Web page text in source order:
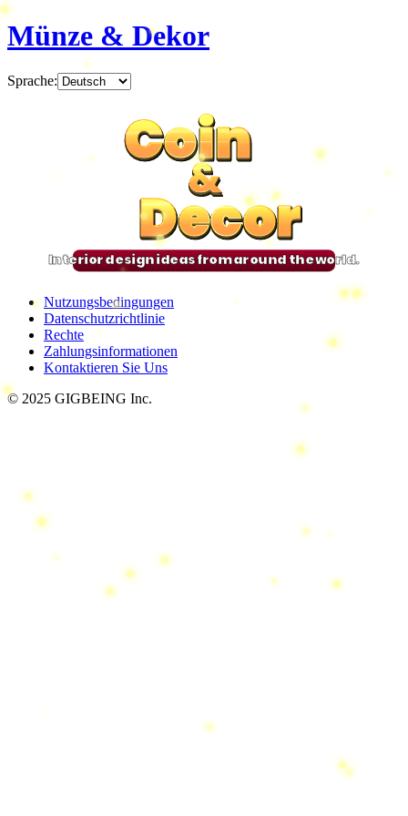
Münze & Dekor
Sprache:
Coin
&
Decor
Coin
&
Decor
Coin
&
Decor
Coin
&
Decor
Interior design ideas from around the world.
Nutzungsbedingungen
Datenschutzrichtlinie
Rechte
Zahlungsinformationen
Kontaktieren Sie Uns
© 2025 GIGBEING Inc.